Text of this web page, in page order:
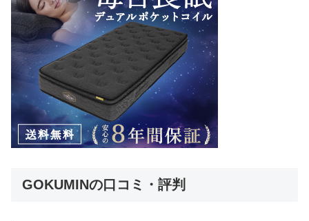
GOKUMINの口コミ・評判